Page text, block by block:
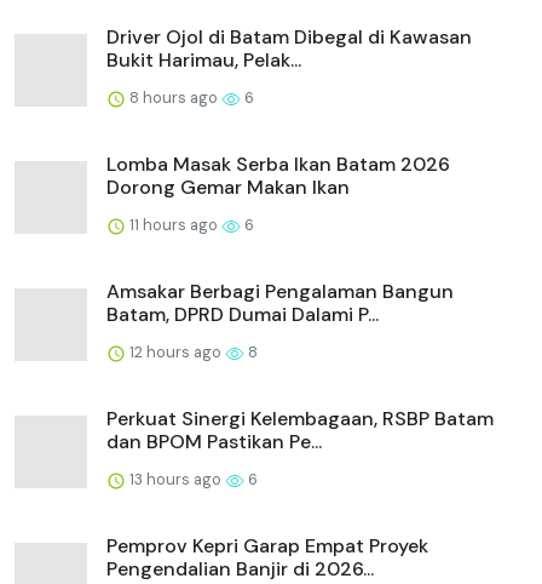
Driver Ojol di Batam Dibegal di Kawasan
Bukit Harimau, Pelak...
8 hours ago 6
Lomba Masak Serba Ikan Batam 2026
Dorong Gemar Makan Ikan
11 hours ago 6
Amsakar Berbagi Pengalaman Bangun
Batam, DPRD Dumai Dalami P...
12 hours ago 8
Perkuat Sinergi Kelembagaan, RSBP Batam
dan BPOM Pastikan Pe...
13 hours ago 6
Pemprov Kepri Garap Empat Proyek
Pengendalian Banjir di 2026...